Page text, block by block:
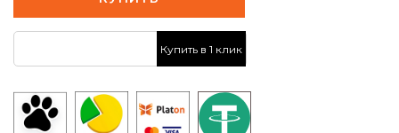
Купить в 1 клик